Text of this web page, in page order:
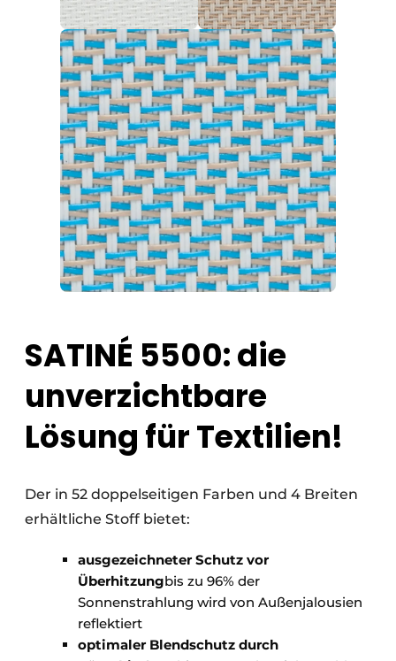
SATINÉ 5500: die
unverzichtbare
Lösung für Textilien!
Der in 52 doppelseitigen Farben und 4 Breiten
erhältliche Stoff bietet:
ausgezeichneter Schutz vor
Überhitzungbis zu 96% der
Sonnenstrahlung wird von Außenjalousien
reflektiert
optimaler Blendschutz durch